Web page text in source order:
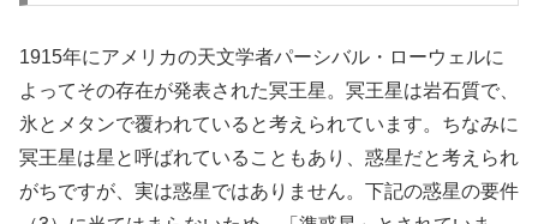
1915年にアメリカの天文学者パーシバル・ローウェルに
よってその存在が発表された冥王星。冥王星は岩石質で、
氷とメタンで覆われていると考えられています。ちなみに
冥王星は星と呼ばれていることもあり、惑星だと考えられ
がちですが、実は惑星ではありません。下記の惑星の要件